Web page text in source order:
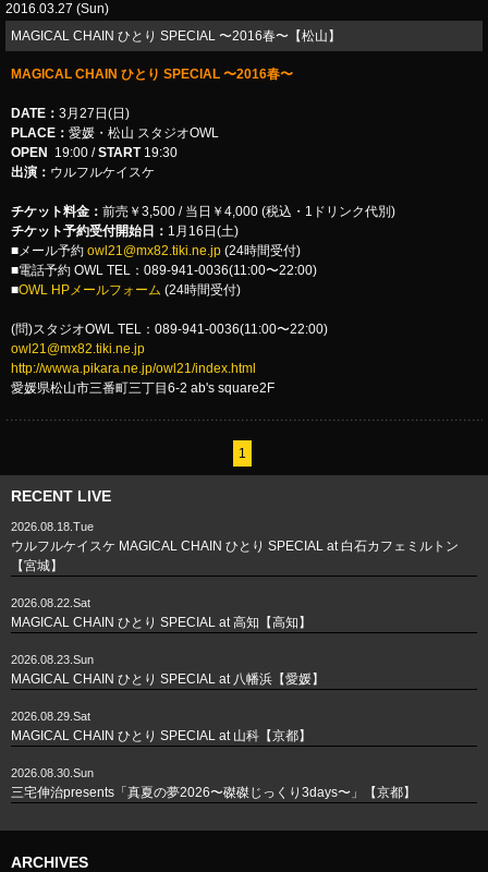
2016.03.27 (Sun)
MAGICAL CHAIN ひとり SPECIAL 〜2016春〜【松山】
MAGICAL CHAIN ひとり SPECIAL 〜2016春〜
DATE： 3月27日(日)
PLACE： 愛媛・松山 スタジオOWL
OPEN
19:00 /START19:30
出演： ウルフルケイスケ
チケット料金： 前売￥3,500 / 当日￥4,000 (税込・1ドリンク代別)
チケット予約受付開始日： 1月16日(土)
■メール予約 owl21@mx82.tiki.ne.jp (24時間受付)
■電話予約 OWL TEL：089-941-0036(11:00〜22:00)
■OWL HPメールフォーム (24時間受付)
(問)スタジオOWL TEL：089-941-0036(11:00〜22:00)
owl21@mx82.tiki.ne.jp
http://wwwa.pikara.ne.jp/owl21/index.html
愛媛県松山市三番町三丁目6-2 ab's square2F
1
RECENT LIVE
2026.08.18.Tue
ウルフルケイスケ MAGICAL CHAIN ひとり SPECIAL at 白石カフェミルトン
【宮城】
2026.08.22.Sat
MAGICAL CHAIN ひとり SPECIAL at 高知【高知】
2026.08.23.Sun
MAGICAL CHAIN ひとり SPECIAL at 八幡浜【愛媛】
2026.08.29.Sat
MAGICAL CHAIN ひとり SPECIAL at 山科【京都】
2026.08.30.Sun
三宅伸治presents「真夏の夢2026〜磔磔じっくり3days〜」【京都】
ARCHIVES